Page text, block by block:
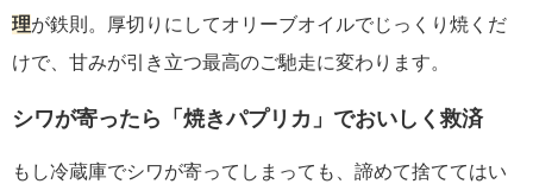
理が鉄則。厚切りにしてオリーブオイルでじっくり焼くだ
けで、甘みが引き立つ最高のご馳走に変わります。
シワが寄ったら「焼きパプリカ」でおいしく救済
もし冷蔵庫でシワが寄ってしまっても、諦めて捨ててはい